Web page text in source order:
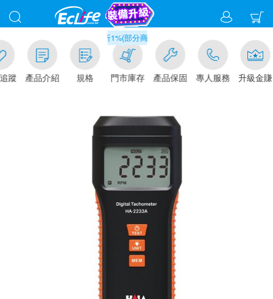
蹤 產品介紹 規格
滿千元門市取貨現折1%(部分商品不適用)-請點我看
門市庫存 產品保固 專人服務 升級金賺